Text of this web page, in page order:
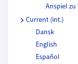
Anspiel
Current (int.)
Dansk
English
Español